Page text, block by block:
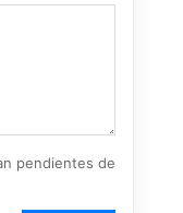
pendientes de